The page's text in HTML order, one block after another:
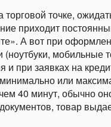
точке,
приходит
А вот при
(ноутбуки,
при заявках на
минимально или
40 минут, обычно
товар